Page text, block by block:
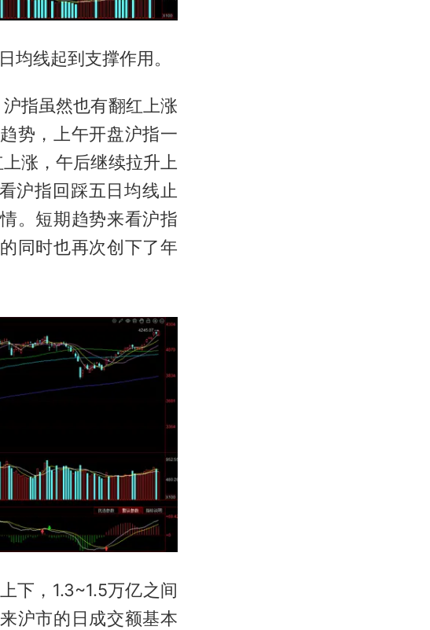
均线起到支撑作用。
指虽然也有翻红上涨
势，上午开盘沪指一
涨，午后继续拉升上
沪指回踩五日均线止
。短期趋势来看沪指
同时也再次创下了年
下，1.3~1.5万亿之间
沪市的日成交额基本